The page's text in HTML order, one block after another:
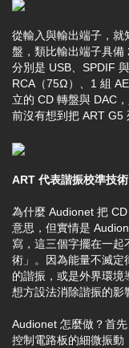
從輸入與輸出端子，就
盤，類比輸出端子具備
分別是 USB、SPDIF
RCA（75Ω）、1 組
立的 CD 轉盤與 DAC
前沒有想到把 ART G5
ART 代表諧振校準技術
為什麼 Audionet 把
意思，但實情是
寫，這三個字擺在一起
術」。因為能量不滅定
的諧振，或是外界環
想方設法消除諧振的影
Audionet 怎麼做？首
控制電路板的細微振動